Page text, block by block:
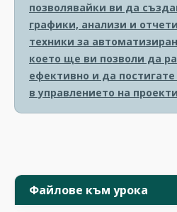
Файлове към урока
позволявайки ви да
графики, анализи и
техники за
което ще ви позволи да
ефективно и да
в управлението на